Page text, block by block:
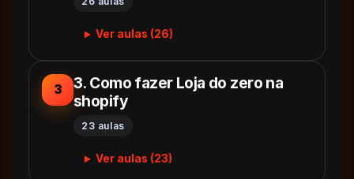
Ver aulas (26)
3
3. Como fazer Loja do zero na
shopify
23 aulas
Ver aulas (23)